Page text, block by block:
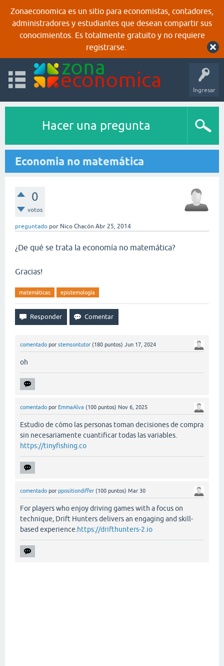
Zonaeconomica es un sitio para economistas, contadores,
administradores y estudiantes que desean compartir sus
conocimientos. Es totalmente gratuito y no requiere
registrarse.
Ingresar
Hacer una pregunta
Economia no matemática
0
votos
preguntado por Nico Chacón Abr 25, 2014
¿De qué se trata la economía no matemática?
Gracias!
matemáticas epistemología
comentado por stemsontutor (180 puntos) Jun 17, 2024
oh
comentado por EmmaAlva (100 puntos) Nov 6, 2025
Estudio de cómo las personas toman decisiones de compra
sin necesariamente cuantificar todas las variables.
https://tinyfishing.co
comentado por ppositiondiffer (100 puntos) Mar 30
For players who enjoy driving games with a focus on
technique, Drift Hunters delivers an engaging and skill-
based experience.https://drifthunters-2.io